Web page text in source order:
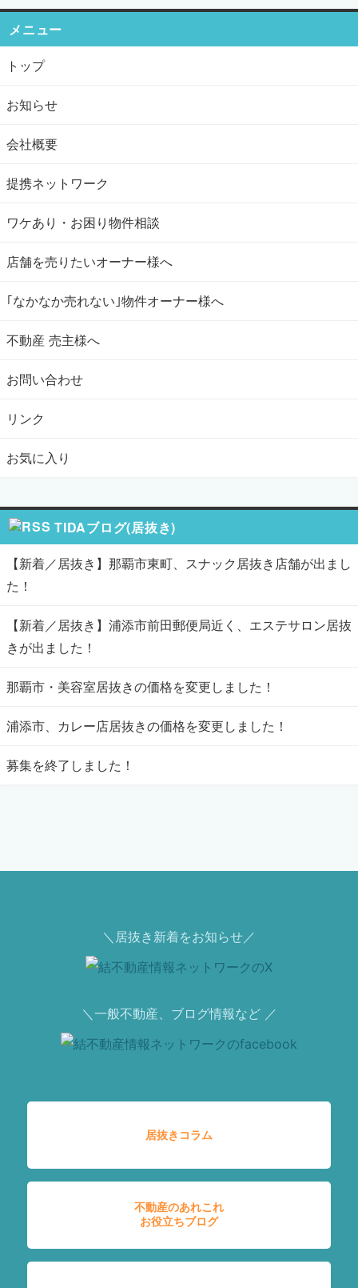
メニュー
トップ
お知らせ
会社概要
提携ネットワーク
ワケあり・お困り物件相談
店舗を売りたいオーナー様へ
｢なかなか売れない｣物件オーナー様へ
不動産 売主様へ
お問い合わせ
リンク
お気に入り
TIDAブログ(居抜き)
【新着／居抜き】那覇市東町、スナック居抜き店舗が出まし
た！
【新着／居抜き】浦添市前田郵便局近く、エステサロン居抜
きが出ました！
那覇市・美容室居抜きの価格を変更しました！
浦添市、カレー店居抜きの価格を変更しました！
募集を終了しました！
＼居抜き新着をお知らせ／
＼一般不動産、ブログ情報など ／
居抜きコラム
不動産のあれこれ
お役立ちブログ